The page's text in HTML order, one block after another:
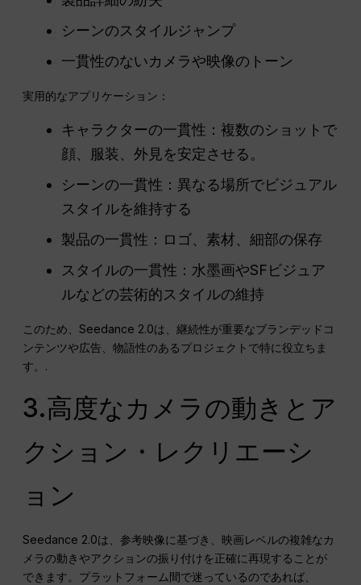
シーンのスタイルジャンプ
一貫性のないカメラや映像のトーン
実用的なアプリケーション：
キャラクターの一貫性：複数のショットで
顔、服装、外見を安定させる。
シーンの一貫性：異なる場所でビジュアル
スタイルを維持する
製品の一貫性：ロゴ、素材、細部の保存
スタイルの一貫性：水墨画やSFビジュア
ルなどの芸術的スタイルの維持
このため、Seedance 2.0は、継続性が重要なブランデッドコ
ンテンツや広告、物語性のあるプロジェクトで特に役立ちま
す。.
3.高度なカメラの動きとア
クション・レクリエーシ
ョン
Seedance 2.0は、参考映像に基づき、映画レベルの複雑なカ
メラの動きやアクションの振り付けを正確に再現することが
できます。プラットフォーム間で迷っているのであれば、